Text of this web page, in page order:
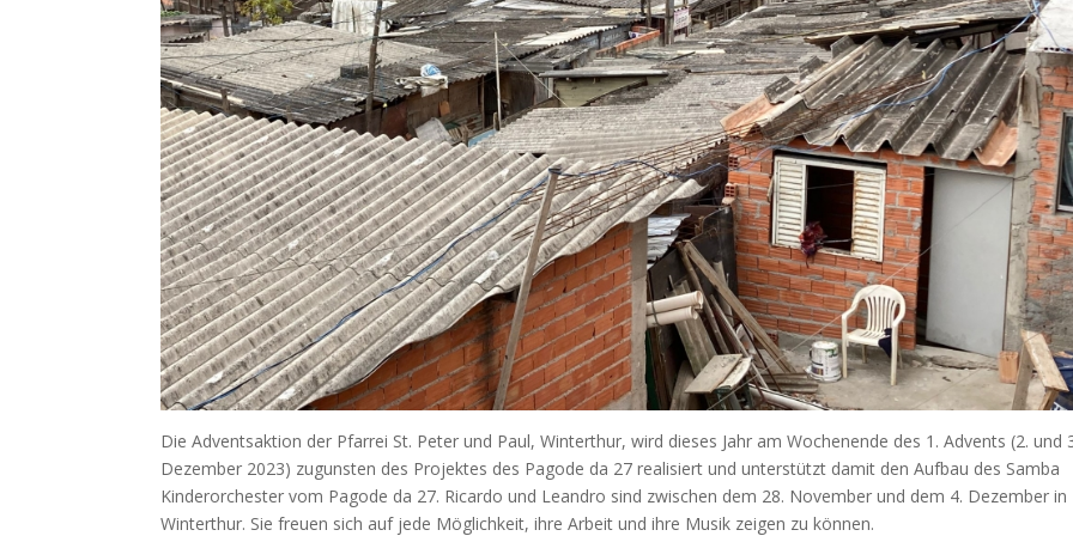
Die Adventsaktion der Pfarrei St. Peter und Paul, Winterthur, wird dieses Jahr am Wochenende des 1. Advents (2. und
Dezember 2023) zugunsten des Projektes des Pagode da 27 realisiert und unterstützt damit den Aufbau des Samba
Kinderorchester vom Pagode da 27. Ricardo und Leandro sind zwischen dem 28. November und dem 4. Dezember in
Winterthur. Sie freuen sich auf jede Möglichkeit, ihre Arbeit und ihre Musik zeigen zu können.